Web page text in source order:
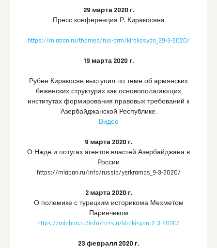
29 марта 2020 г.
Пресс-конференция Р. Киракосяна
https://miaban.ru/themes/rus-arm/kirakosyan_29-3-2020/
19 марта 2020 г.
Рубен Киракосян выступил по теме об армянских
беженских структурах как основополагающих
институтах формирования правовых требований к
Азербайджанской Республике.
Видео
9 марта 2020 г.
О Нжде и потугах агентов властей Азербайджана в
России
https://miaban.ru/info/russia/yerkramas_9-3-2020/
2 марта 2020 г.
О полемике с турецким историкома Мехметом
Паринчеком
https://miaban.ru/info/russia/kirakisyan_2-3-2020/
23 февраля 2020 г.